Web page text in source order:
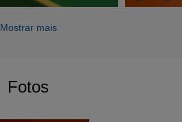
Mostrar mais
Fotos